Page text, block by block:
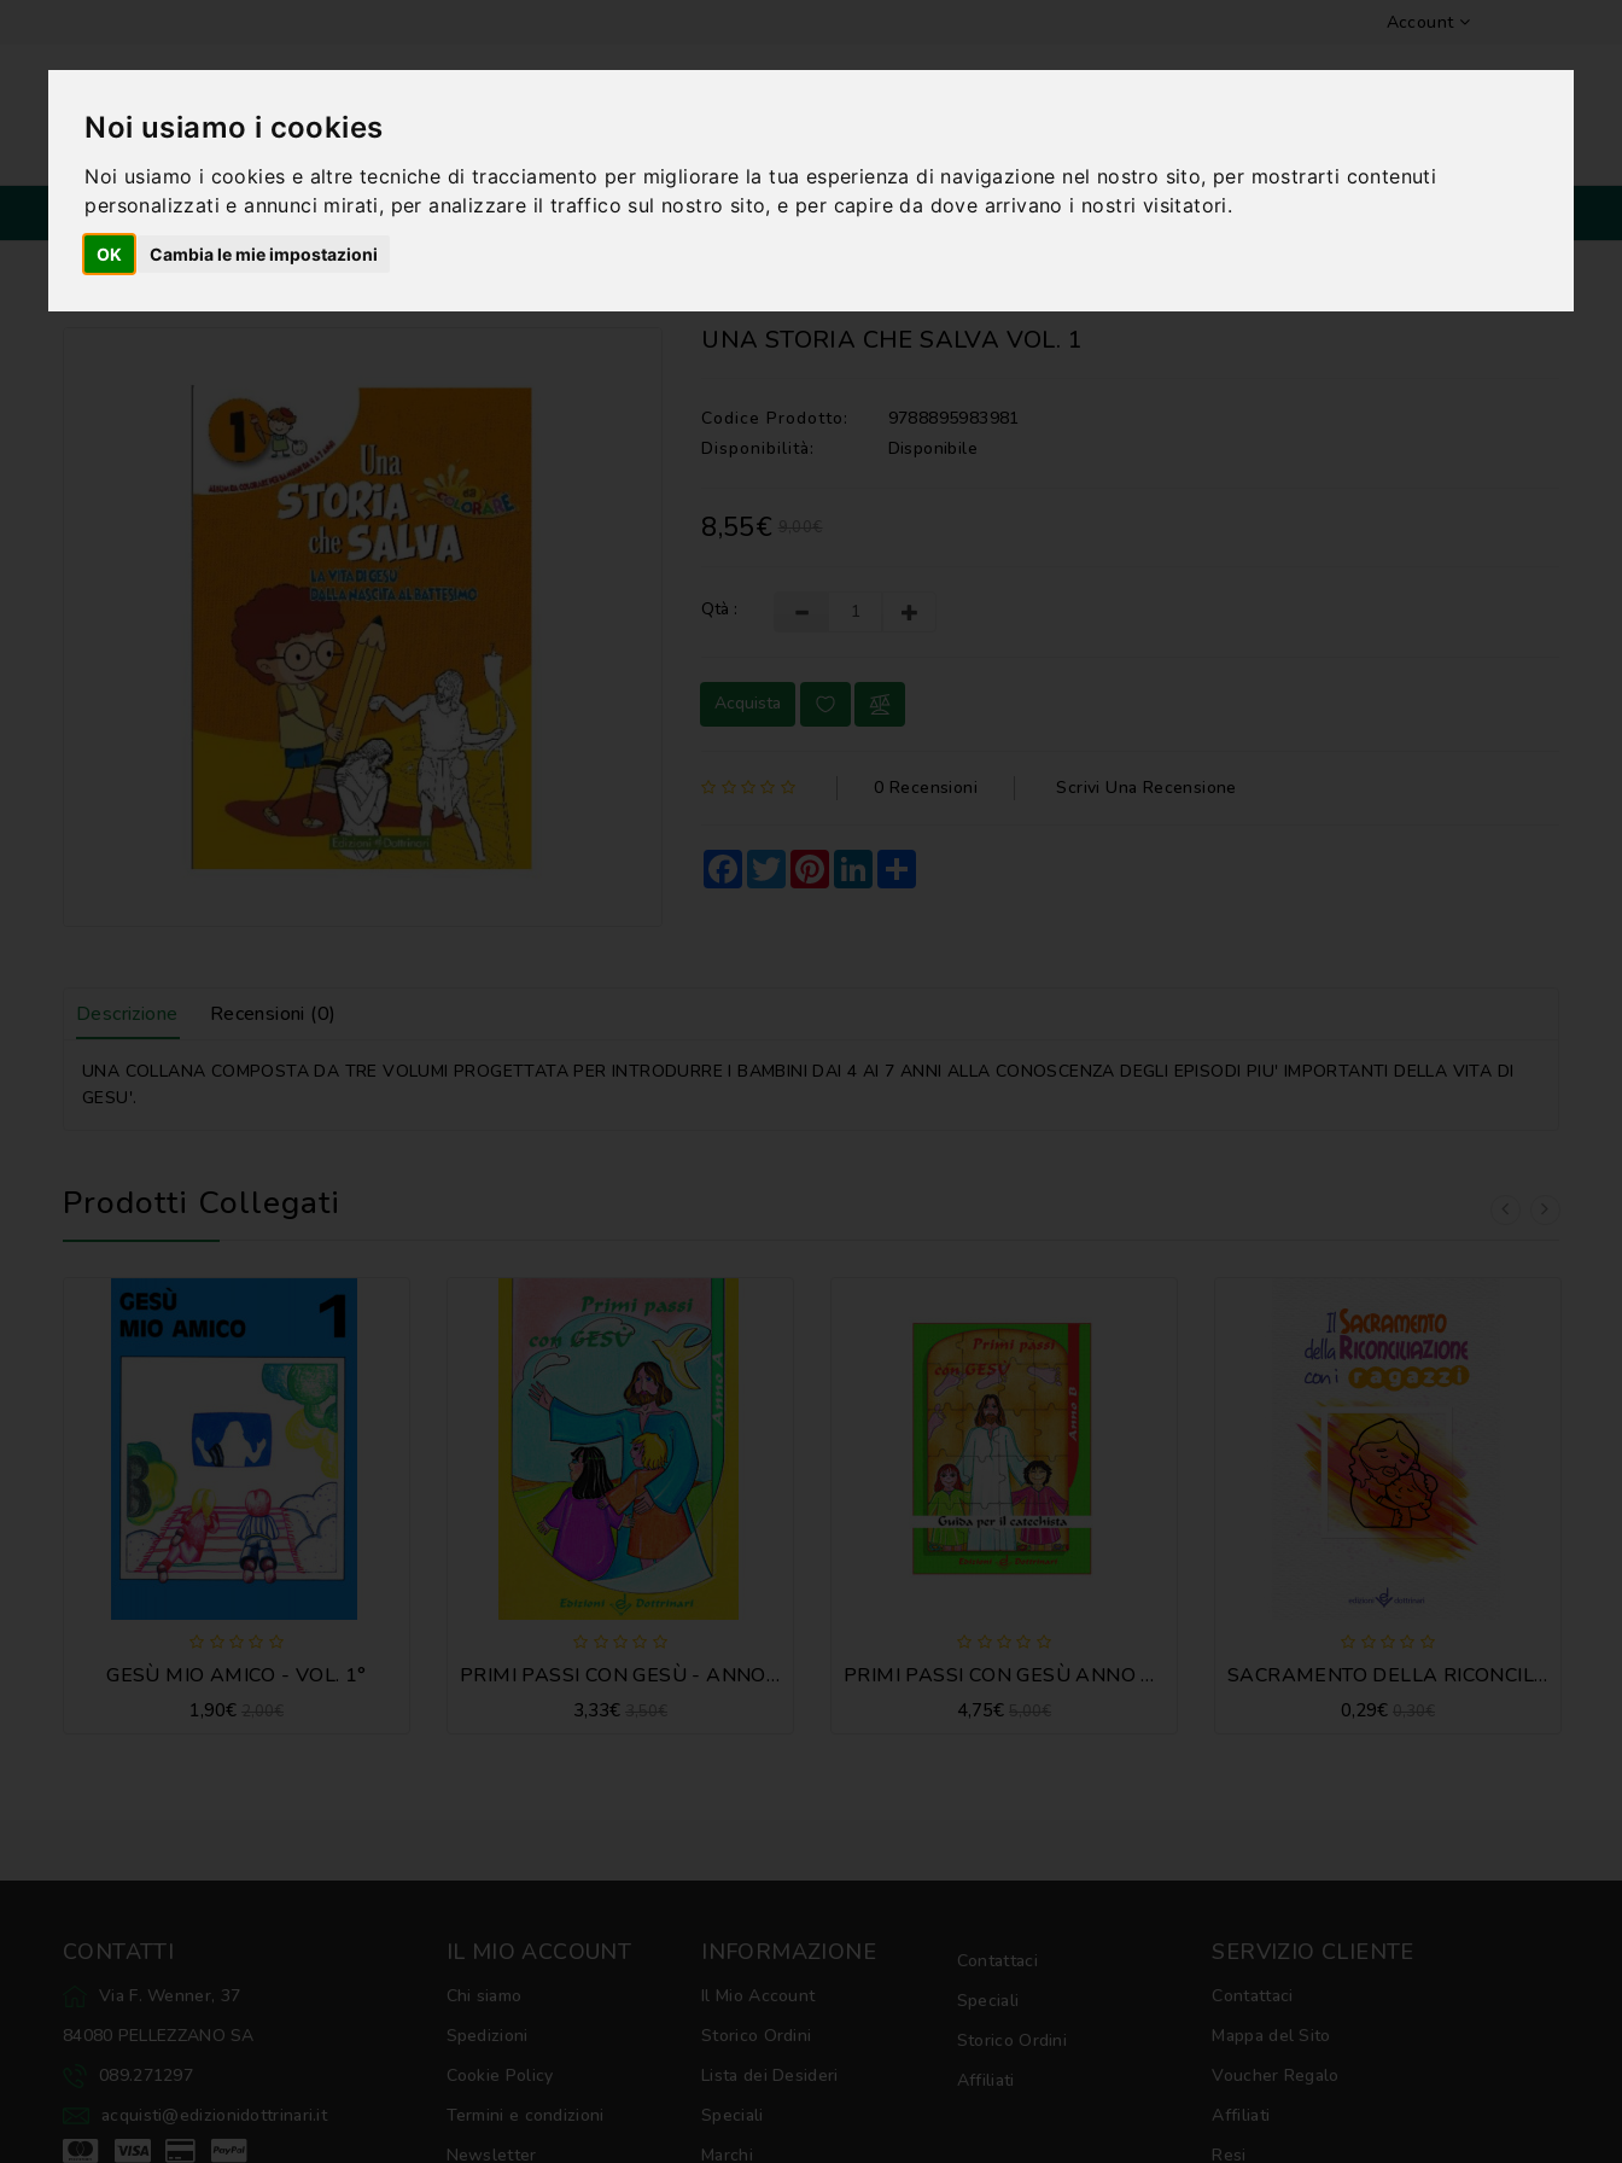
Noi usiamo i cookies
Noi usiamo i cookies e altre tecniche di tracciamento per migliorare la tua esperienza di navigazione nel nostro sito, per mostrarti contenuti
personalizzati e annunci mirati, per analizzare il traffico sul nostro sito, e per capire da dove arrivano i nostri visitatori.
OK Cambia le mie impostazioni
Account
CATEGORIE HOME CATALOGO CONTATTI
Home
UNA STORIA CHE SALVA VOL. 1
Codice Prodotto:
9788895983981
Disponibilità:
Disponibile
8,55€
Qtà :
Acquista
0 Recensioni Scrivi Una Recensione
FacebookTwitterPinterestLinkedIn
Descrizione Recensioni (0)
UNA COLLANA COMPOSTA DA TRE VOLUMI PROGETTATA PER INTRODURRE I BAMBINI DAI 4 AI 7 ANNI ALLA CONOSCENZA DEGLI EPISODI PIU' IMPORTANTI DELLA VITA DI
GESU'.
Prodotti Collegati
GESÙ MIO AMICO - VOL. 1°
1,90€
PRIMI PASSI CON GESÙ - ANNO A
3,33€
PRIMI PASSI CON GESÙ ANNO B - GUIDA
4,75€
SACRAMENTO DELLA RICONCILIAZIONE RAGAZZI
0,29€
CONTATTI
Via F. Wenner, 37
84080 PELLEZZANO SA
089.271297
acquisti@edizionidottrinari.it
IL MIO ACCOUNT
Chi siamo
Spedizioni
Cookie Policy
Termini e condizioni
Newsletter
INFORMAZIONE
Il Mio Account
Storico Ordini
Lista dei Desideri
Speciali
Marchi
Contattaci
Speciali
Storico Ordini
Affiliati
SERVIZIO CLIENTE
Contattaci
Mappa del Sito
Voucher Regalo
Affiliati
Resi